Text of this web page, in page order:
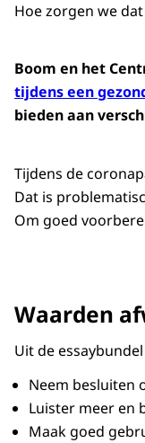
Hoe zorgen we
Boom en het
tijdens een
bieden aan
Tijdens de
Dat is
Om goed
Waarden
Uit de
Neem besluiten
Luister meer en
Maak goed